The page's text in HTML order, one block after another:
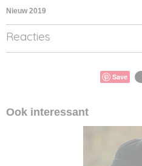
Nieuw 2019
Reacties
Save
Ook interessant